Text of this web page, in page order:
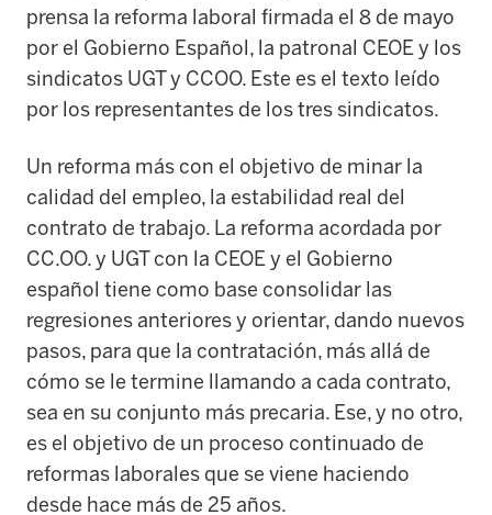
prensa la reforma laboral firmada el 8 de mayo
por el Gobierno Español, la patronal CEOE y los
sindicatos UGT y CCOO. Este es el texto leído
por los representantes de los tres sindicatos.
Un reforma más con el objetivo de minar la
calidad del empleo, la estabilidad real del
contrato de trabajo. La reforma acordada por
CC.OO. y UGT con la CEOE y el Gobierno
español tiene como base consolidar las
regresiones anteriores y orientar, dando nuevos
pasos, para que la contratación, más allá de
cómo se le termine llamando a cada contrato,
sea en su conjunto más precaria. Ese, y no otro,
es el objetivo de un proceso continuado de
reformas laborales que se viene haciendo
desde hace más de 25 años.